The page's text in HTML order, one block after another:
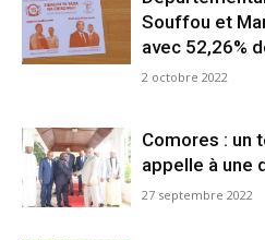
Souffou et
avec 52,26%
2 octobre 2022
Comores : un
appelle à une
27 septembre 2022